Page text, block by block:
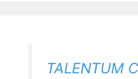
TALENTUM